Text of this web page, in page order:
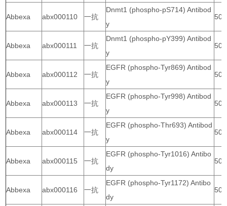
Abbexa abx000110 一抗
Dnmt1 (phospho-pS714) Antibod
y
50
Abbexa abx000111 一抗
Dnmt1 (phospho-pY399) Antibod
y
50
Abbexa abx000112 一抗
EGFR (phospho-Tyr869) Antibod
y
50
Abbexa abx000113 一抗
EGFR (phospho-Tyr998) Antibod
y
50
Abbexa abx000114 一抗
EGFR (phospho-Thr693) Antibod
y
50
Abbexa abx000115 一抗
EGFR (phospho-Tyr1016) Antibo
dy
50
Abbexa abx000116 一抗
EGFR (phospho-Tyr1172) Antibo
dy
50